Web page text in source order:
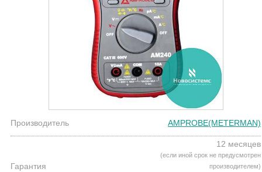
Производитель AMPROBE(METERMAN)
Гарантия
12 месяцев
(если иной срок не предусмотрен
производителем)